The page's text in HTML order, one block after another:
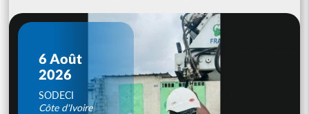
6 Août
2026
SODECI
Côte d'Ivoire